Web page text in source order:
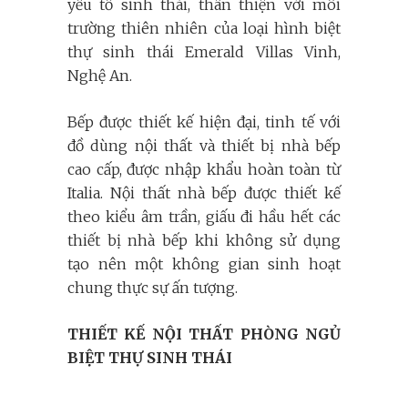
yếu tố sinh thái, thân thiện với môi
trường thiên nhiên của loại hình biệt
thự sinh thái Emerald Villas Vinh,
Nghệ An.
Bếp được thiết kế hiện đại, tinh tế với
đồ dùng nội thất và thiết bị nhà bếp
cao cấp, được nhập khẩu hoàn toàn từ
Italia. Nội thất nhà bếp được thiết kế
theo kiểu âm trần, giấu đi hầu hết các
thiết bị nhà bếp khi không sử dụng
tạo nên một không gian sinh hoạt
chung thực sự ấn tượng.
THIẾT KẾ NỘI THẤT PHÒNG NGỦ
BIỆT THỰ SINH THÁI